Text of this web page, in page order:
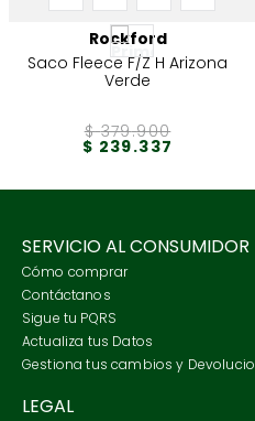
Rockford
Saco Fleece F/Z H Arizona
Verde
$ 379.900
$ 239.337
SERVICIO AL CONSUMIDOR
Cómo comprar
Contáctanos
Sigue tu PQRS
Actualiza tus Datos
Gestiona tus cambios y
LEGAL